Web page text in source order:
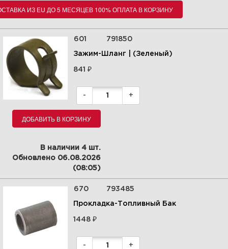
ИЗ EU ДО 5 МЕСЯЦЕВ 100% ОПЛАТА В КОРЗИНУ
601 791850
Зажим-Шланг | (Зеленый)
841₽
- +
ДОБАВИТЬ В КОРЗИНУ
В наличии 4 шт.
Обновлено 06.08.2026
(08:05)
670 793485
Прокладка-Топливный Бак
1448₽
- +